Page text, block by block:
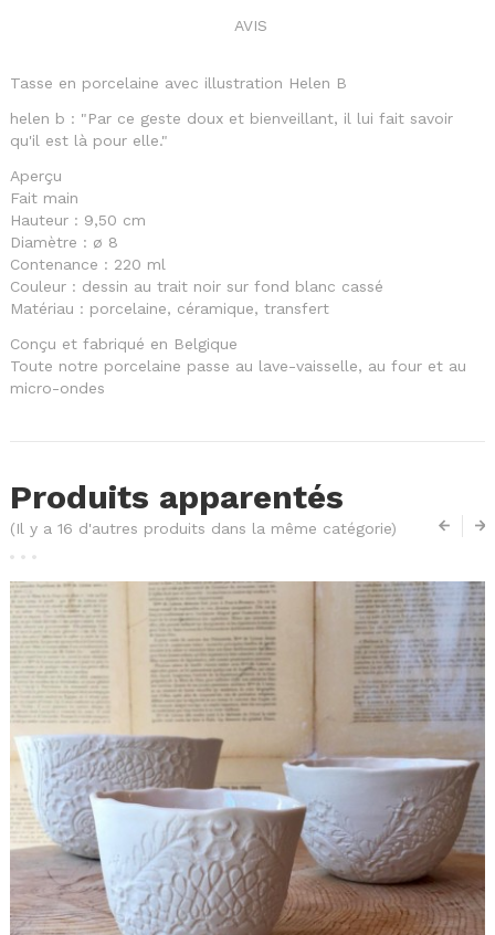
AVIS
Tasse en porcelaine avec illustration Helen B
helen b : "Par ce geste doux et bienveillant, il lui fait savoir
qu'il est là pour elle."
Aperçu
Fait main
Hauteur : 9,50 cm
Diamètre : ø 8
Contenance : 220 ml
Couleur : dessin au trait noir sur fond blanc cassé
Matériau : porcelaine, céramique, transfert
Conçu et fabriqué en Belgique
Toute notre porcelaine passe au lave-vaisselle, au four et au
micro-ondes
Produits apparentés
(Il y a 16 d'autres produits dans la même catégorie)